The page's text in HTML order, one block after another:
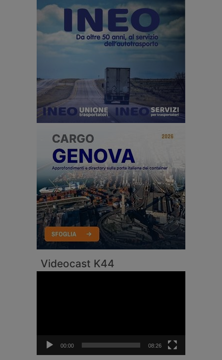
Videocast K44
00:00 08:26